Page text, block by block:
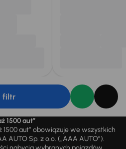
filtr
1500 aut”
1500 aut” obowiązuje we wszystkich
AUTO Sp. z o.o. („AAA AUTO”).